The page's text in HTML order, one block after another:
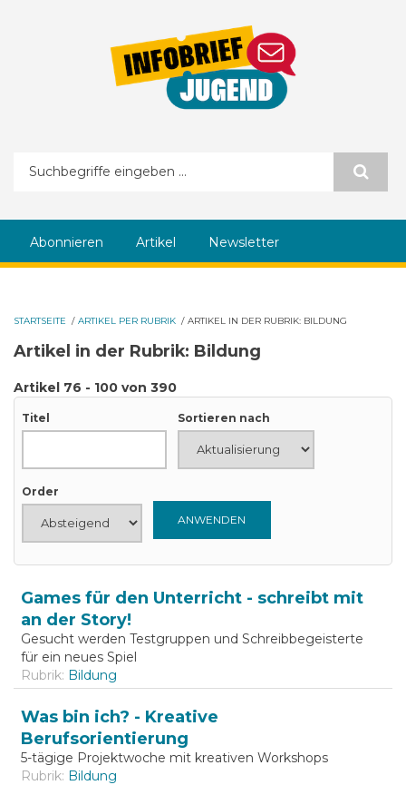
Suchformular
Abonnieren Artikel Newsletter
STARTSEITE / ARTIKEL PER RUBRIK / ARTIKEL IN DER RUBRIK: BILDUNG
Artikel in der Rubrik: Bildung
Artikel 76 - 100 von 390
Titel Sortieren nach
Order
Games für den Unterricht - schreibt mit
an der Story!
Gesucht werden Testgruppen und Schreibbegeisterte
für ein neues Spiel
Rubrik: Bildung
Was bin ich? - Kreative
Berufsorientierung
5-tägige Projektwoche mit kreativen Workshops
Rubrik: Bildung